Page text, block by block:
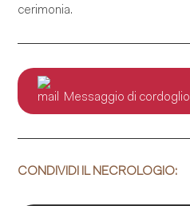
cerimonia.
Messaggio di cordoglio
CONDIVIDI IL NECROLOGIO: